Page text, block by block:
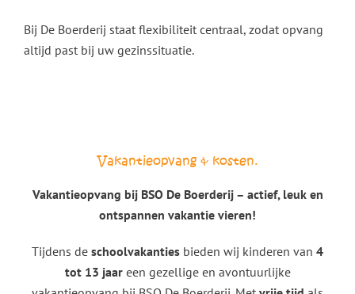
Bij De Boerderij staat flexibiliteit centraal, zodat opvang
altijd past bij uw gezinssituatie.
Vakantieopvang & kosten.
Vakantieopvang bij BSO De Boerderij – actief, leuk en
ontspannen vakantie vieren!
Tijdens de schoolvakanties bieden wij kinderen van 4
tot 13 jaareen gezellige en avontuurlijke